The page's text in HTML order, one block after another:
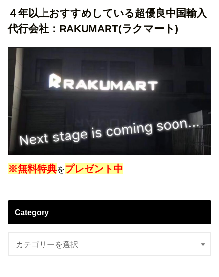
４年以上おすすめしている超優良中国輸入
代行会社：RAKUMART(ラクマート)
※無料特典をプレゼント中
Category